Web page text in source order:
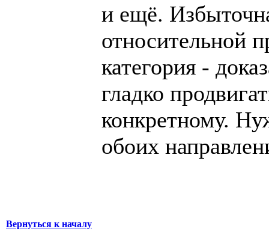
и ещё.
относительной
категория -
гладко
конкретному.
обоих
Вернуться к началу